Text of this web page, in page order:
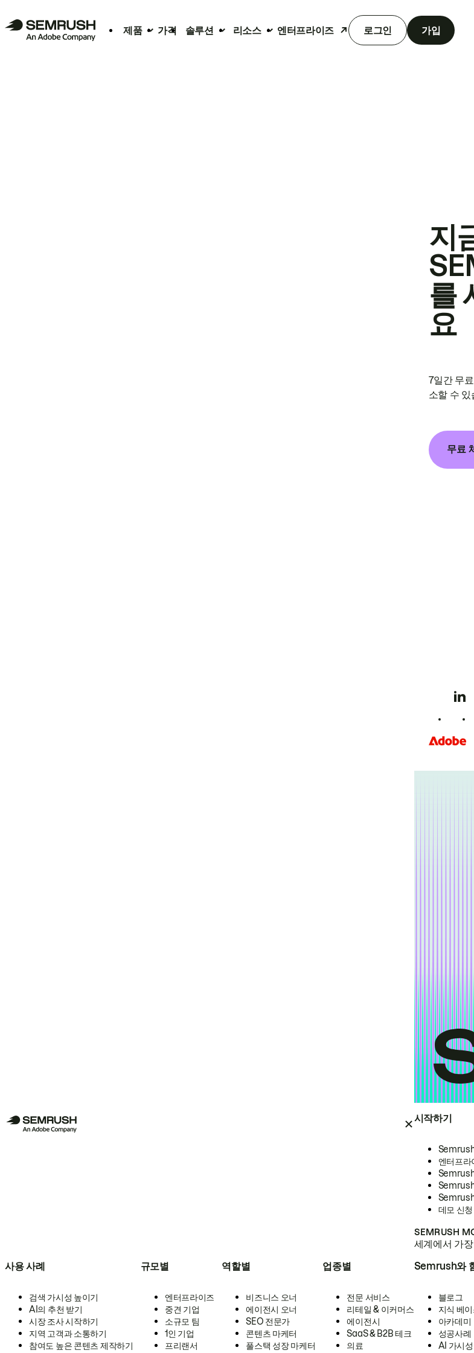
제품 가격 솔루션 리소스 엔터프라이즈 로그인 가입
시작하기
엔터프라
데모 신청
SEMRUSH
세계에서 가
사용 사례
검색 가시성 높이기
AI의 추천 받기
시장 조사 시작하기
지역 고객과 소통하기
참여도 높은 콘텐츠 제작하기
규모별
엔터프라이즈
중견 기업
소규모 팀
1인 기업
프리랜서
역할별
비즈니스 오너
에이전시 오너
SEO 전문가
콘텐츠 마케터
풀스택 성장 마케터
업종별
전문 서비스
리테일 & 이커머스
에이전시
SaaS & B2B 테크
의료
Semrush와
블로그
지식 베
아카데미
성공사례
AI 가시
지
를
요
7일간 무
소할 수 있
무료